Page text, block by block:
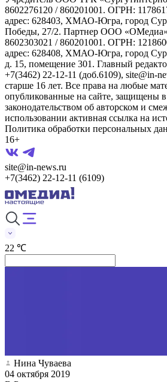
8602276120 / 860201001. ОГРН:
адрес: 628403, ХМАО-Югра, город
Победы, 27/2. Партнер ООО
8602303021 / 860201001. ОГРН:
адрес: 628408, ХМАО-Югра, город
д. 15, помещение 301. Главный
+7(3462) 22-12-11 (доб.6109), site@in-
старше 16 лет. Все права на любые
опубликованные на сайте, защищены в
законодательством об авторском и
использовании активная ссылка на
Политика обработки персональных
16+
site@in-news.ru
+7(3462) 22-12-11 (6109)
22 ℃
Нина Чуваева
04 октября 2019